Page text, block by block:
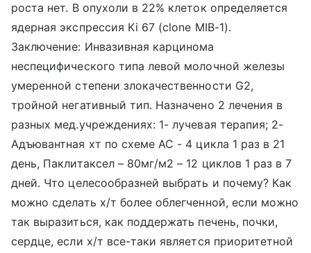
роста нет. В опухоли в 22% клеток определяется
ядерная экспрессия Ki 67 (clone MIB-1).
Заключение: Инвазивная карцинома
неспецифического типа левой молочной железы
умеренной степени злокачественности G2,
тройной негативный тип. Назначено 2 лечения в
разных мед.учреждениях: 1- лучевая терапия; 2-
Адъювантная хт по схеме АС - 4 цикла 1 раз в 21
день, Паклитаксел – 80мг/м2 – 12 циклов 1 раз в 7
дней. Что целесообразней выбрать и почему? Как
можно сделать х/т более облегченной, если можно
так выразиться, как поддержать печень, почки,
сердце, если х/т все-таки является приоритетной